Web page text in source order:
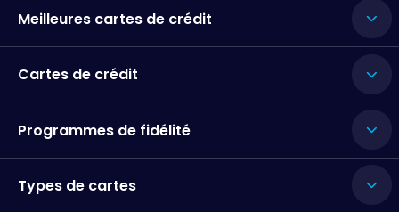
Meilleures cartes de crédit
Cartes de crédit
Programmes de fidélité
Types de cartes